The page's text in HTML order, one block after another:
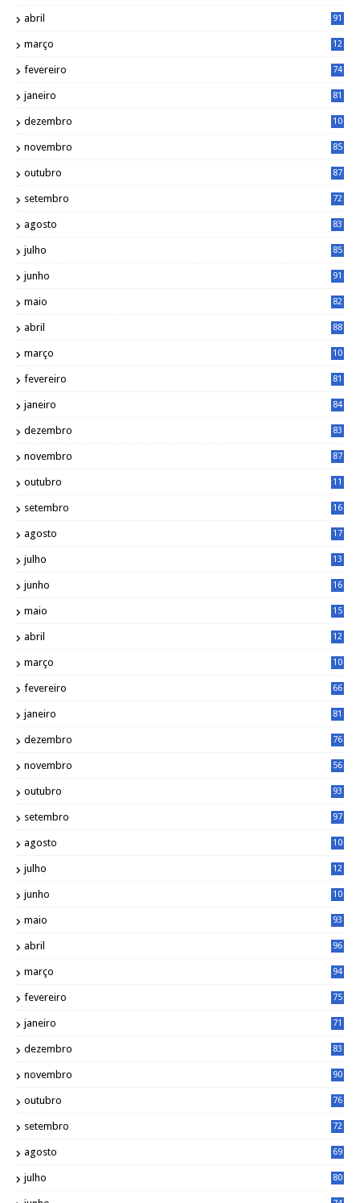
abril 91
março
12
fevereiro 74
janeiro 81
dezembro
10
novembro 85
outubro 87
setembro 72
agosto 83
julho 85
junho 91
maio 82
abril 88
março
10
fevereiro 81
janeiro 84
dezembro 83
novembro 87
outubro
11
setembro
16
agosto
17
julho
13
junho
16
maio
15
abril
12
março
10
fevereiro 66
janeiro 81
dezembro 76
novembro 56
outubro 93
setembro 97
agosto
10
julho
12
junho
10
maio 93
abril 96
março 94
fevereiro 75
janeiro 71
dezembro 83
novembro 90
outubro 76
setembro 72
agosto 69
julho 80